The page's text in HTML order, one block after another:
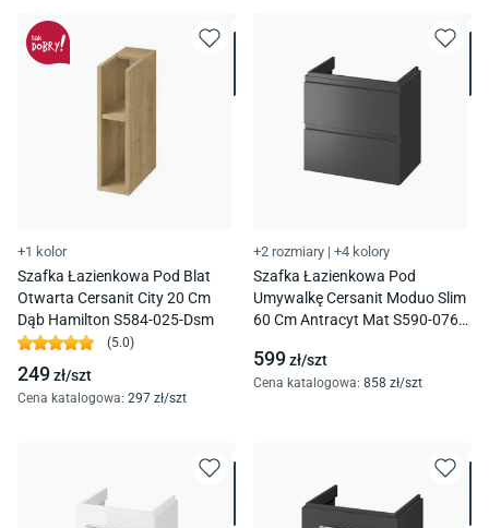
+1 kolor
Szafka Łazienkowa Pod Blat
Otwarta Cersanit City 20 Cm
Dąb Hamilton S584-025-Dsm
(5.0)
249zł/szt
Cena katalogowa: 297 zł/szt
+2 rozmiary | +4 kolory
Szafka Łazienkowa Pod
Umywalkę Cersanit Moduo Slim
60 Cm Antracyt Mat S590-076-
599zł/szt
Cena katalogowa: 858 zł/szt